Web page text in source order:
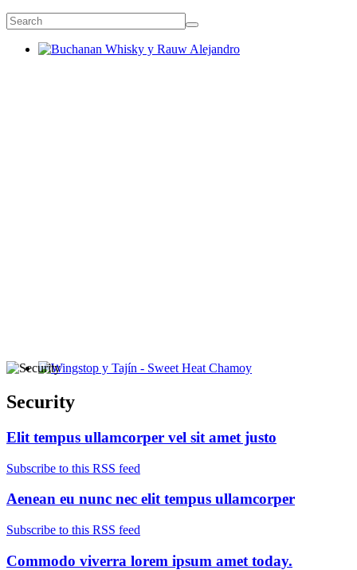
Security
Elit tempus ullamcorper vel sit amet justo
Subscribe to this RSS feed
Aenean eu nunc nec elit tempus ullamcorper
Subscribe to this RSS feed
Commodo viverra lorem ipsum amet today.